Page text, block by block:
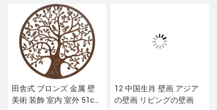
田舎式 ブロンズ 金属 壁
美術 装飾 室内 室外 51cm
12 中国生肖 壁画 アジア
の壁画 リビングの壁画